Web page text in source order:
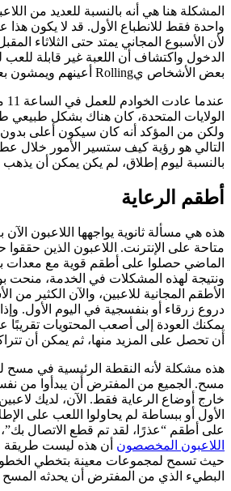
المشكلة هنا هي أنه بالنسبة للعديد من
واحدة فقط للانطباع الأول. قد لا يكون هذا
لأن الأسبوع المجاني يمتد حتى الثلاثاء
بعض الأشخاص يRolling أعينهم ويمشون بعيدًا.
الولايات المتحدة، كان هناك بشكل طبيعي
ولكن من المؤكد أنه كان سيكون أعلى بدون
التالي هو رؤية كيف ستسير الأمور خلال
بالنسبة ليوم إطلاق، لم يكن يمكن أن
أطقم الرعاية
هذه هي مسألة ثانوية يواجهها اللاعبون
متاحة على الإنترنت. اللاعبون الذين
الماضي حصلوا على أطقم قوية مع معدات
ونتيجة لهذه المشكلات في الخدمة، منحت
الأطقم المجانية للاعبين، والآن الكثير
دروع زرقاء أو بنفسجية في اليوم الأول.
يمكنك العودة إلى أصعب المحتويات تقريبًا
أن تحصل على المزيد منها، ثم يمكن أن
هذه مشكلة لأنه النقطة الرئيسية في مسح
مسح. الجميع من المفترض أن يبدأوا من
خارج أوضاع الرعاية فقط. الآن، لديك
الأول أو ببساطة لم يحاولوا اللعب على
على أطقم “عذرًا، لقد تم قطع الاتصال
اللاعبون المخصصون أن هذه ليست طريقة
حيث تسمح لمجموعات معينة بتخطي
البطيء الذي من المفترض أن يحدثه المسح